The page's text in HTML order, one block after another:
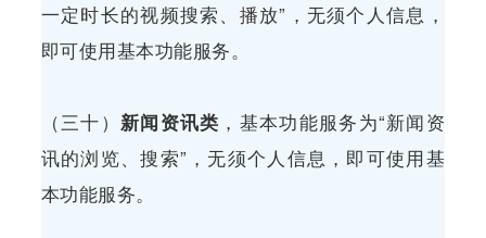
一定时长的视频搜索、播放”，无须个人信息，
即可使用基本功能服务。
（三十）新闻资讯类 ，基本功能服务为“新闻资
讯的浏览、搜索”，无须个人信息，即可使用基
本功能服务。